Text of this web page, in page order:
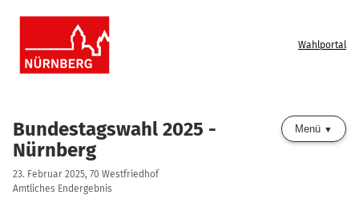
Wahlportal
Bundestagswahl 2025 -
Nürnberg
23. Februar 2025, 70 Westfriedhof
Amtliches Endergebnis
Menü